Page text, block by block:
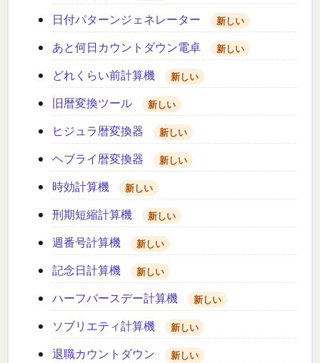
日付パターンジェネレーター 新しい
あと何日カウントダウン電卓 新しい
どれくらい前計算機 新しい
旧暦変換ツール 新しい
ヒジュラ暦変換器 新しい
ヘブライ暦変換器 新しい
時効計算機 新しい
刑期短縮計算機 新しい
週番号計算機 新しい
記念日計算機 新しい
ハーフバースデー計算機 新しい
ソブリエティ計算機 新しい
退職カウントダウン 新しい